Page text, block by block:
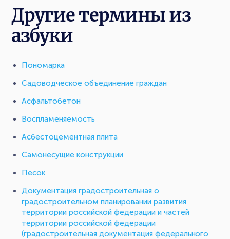
Другие термины из
азбуки
Пономарка
Садоводческое объединение граждан
Асфальтобетон
Воспламеняемость
Асбестоцементная плита
Самонесущие конструкции
Песок
Документация градостроительная о
градостроительном планировании развития
территории российской федерации и частей
территории российской федерации
(градостроительная документация федерального